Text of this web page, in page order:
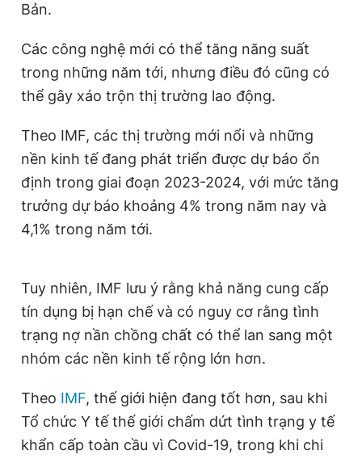
Bản.
Các công nghệ mới có thể tăng năng suất
trong những năm tới, nhưng điều đó cũng có
thể gây xáo trộn thị trường lao động.
Theo IMF, các thị trường mới nổi và những
nền kinh tế đang phát triển được dự báo ổn
định trong giai đoạn 2023-2024, với mức tăng
trưởng dự báo khoảng 4% trong năm nay và
4,1% trong năm tới.
Tuy nhiên, IMF lưu ý rằng khả năng cung cấp
tín dụng bị hạn chế và có nguy cơ rằng tình
trạng nợ nần chồng chất có thể lan sang một
nhóm các nền kinh tế rộng lớn hơn.
Theo IMF, thế giới hiện đang tốt hơn, sau khi
Tổ chức Y tế thế giới chấm dứt tình trạng y tế
khẩn cấp toàn cầu vì Covid-19, trong khi chi